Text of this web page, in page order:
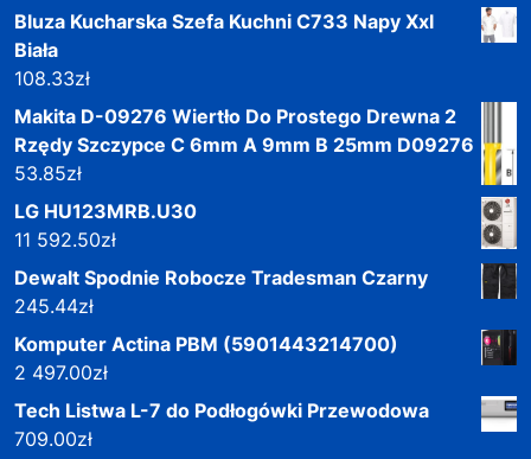
Bluza Kucharska Szefa Kuchni C733 Napy Xxl
Biała
108.33zł
Makita D-09276 Wiertło Do Prostego Drewna 2
Rzędy Szczypce C 6mm A 9mm B 25mm D09276
53.85zł
LG HU123MRB.U30
11 592.50zł
Dewalt Spodnie Robocze Tradesman Czarny
245.44zł
Komputer Actina PBM (5901443214700)
2 497.00zł
Tech Listwa L-7 do Podłogówki Przewodowa
709.00zł